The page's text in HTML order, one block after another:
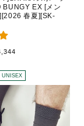
BUNGY EX [メン
春夏][SK-
UNISEX